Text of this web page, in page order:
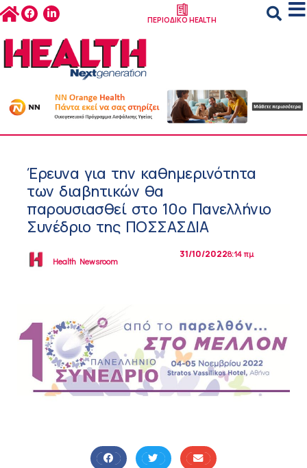
ΠΕΡΙΟΔΙΚΟ HEALTH
Έρευνα για την καθημερινότητα
των διαβητικών θα
παρουσιασθεί στο 10ο Πανελλήνιο
Συνέδριο της ΠΟΣΣΑΣΔΙΑ
Health Newsroom
31/10/20228:14 πμ